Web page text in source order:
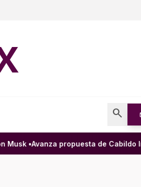
search
•Avanza propuesta de Cabildo